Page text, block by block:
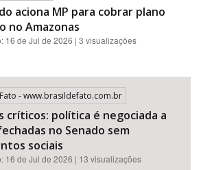
aciona MP para cobrar plano
no Amazonas
16 de Jul de 2026 | 3 visualizações
- www.brasildefato.com.br
críticos: política é negociada a
no Senado sem
sociais
16 de Jul de 2026 | 13 visualizações